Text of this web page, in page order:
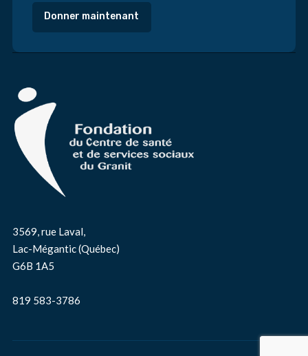
Donner maintenant
3569, rue Laval,
Lac-Mégantic (Québec)
G6B 1A5
819 583-3786